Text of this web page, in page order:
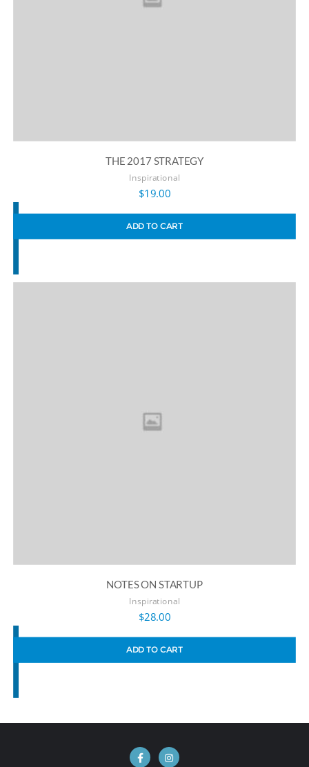
THE 2017 STRATEGY
Inspirational
$19.00
ADD TO CART
NOTES ON STARTUP
Inspirational
$28.00
ADD TO CART